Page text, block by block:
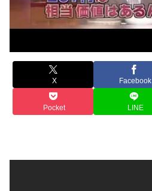
X Facebook
Pocket LINE